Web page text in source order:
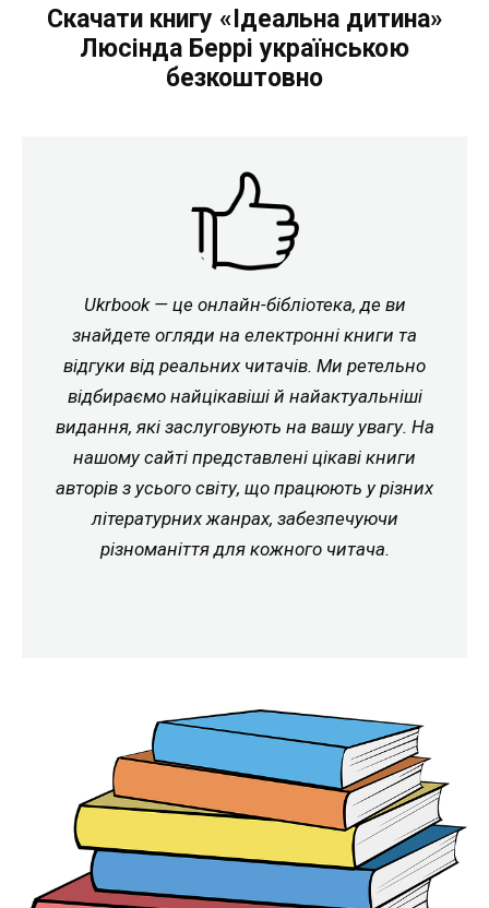
Скачати книгу «Ідеальна дитина»
Люсінда Беррі українською
безкоштовно
Ukrbook — це онлайн-бібліотека, де ви
знайдете огляди на електронні книги та
відгуки від реальних читачів. Ми ретельно
відбираємо найцікавіші й найактуальніші
видання, які заслуговують на вашу увагу. На
нашому сайті представлені цікаві книги
авторів з усього світу, що працюють у різних
літературних жанрах, забезпечуючи
різноманіття для кожного читача.